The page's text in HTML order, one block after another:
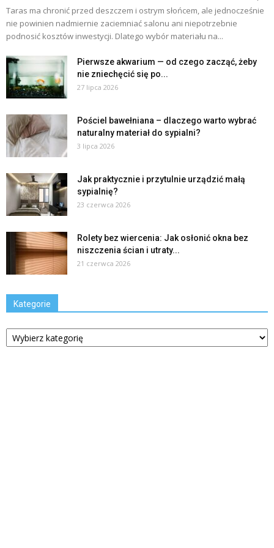
Taras ma chronić przed deszczem i ostrym słońcem, ale jednocześnie
nie powinien nadmiernie zaciemniać salonu ani niepotrzebnie
podnosić kosztów inwestycji. Dlatego wybór materiału na...
Pierwsze akwarium — od czego zacząć, żeby
nie zniechęcić się po...
27 lipca 2026
Pościel bawełniana – dlaczego warto wybrać
naturalny materiał do sypialni?
3 lipca 2026
Jak praktycznie i przytulnie urządzić małą
sypialnię?
23 czerwca 2026
Rolety bez wiercenia: Jak osłonić okna bez
niszczenia ścian i utraty...
21 czerwca 2026
Kategorie
Kategorie